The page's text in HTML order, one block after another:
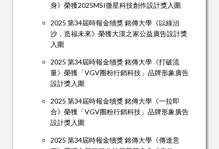
身》榮獲2025MSI微星科技創作設計獎入圍
2025 第34屆時報金犢獎 銘傳大學《以綠治
沙，造福未來》榮獲大漠之家公益廣告設計獎
入圍
2025 第34屆時報金犢獎 銘傳大學《打破流
量》榮獲「VGV圈粉行銷科技」品牌形象廣告
設計獎入圍
2025 第34屆時報金犢獎 銘傳大學《一拉即
合》榮獲「VGV圈粉行銷科技」品牌形象廣告
設計獎入圍
2025 第34屆時報金犢獎 銘傳大學《傳達意